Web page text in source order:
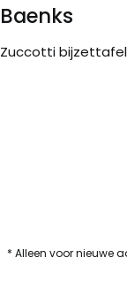
Baenks
Zuccotti bijzettafel
* Alleen voor nieuwe